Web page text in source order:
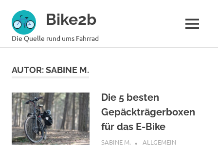
Inhalt
springen
Bike2b
Die Quelle rund ums Fahrrad
MENÜ
AUTOR:SABINE M.
Die 5 besten
Gepäckträgerboxen
für das E-Bike
OKTOBER 19, 2022
SABINE M. ALLGEMEIN